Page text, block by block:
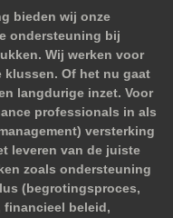
bieden wij onze
ondersteuning bij
Wij werken voor
Of het nu gaat
langdurige inzet. Voor
professionals in als
versterking
leveren van de juiste
zoals ondersteuning
(begrotingsproces,
financieel beleid,